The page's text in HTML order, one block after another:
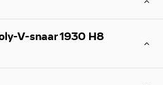
V-snaar 1930 H8